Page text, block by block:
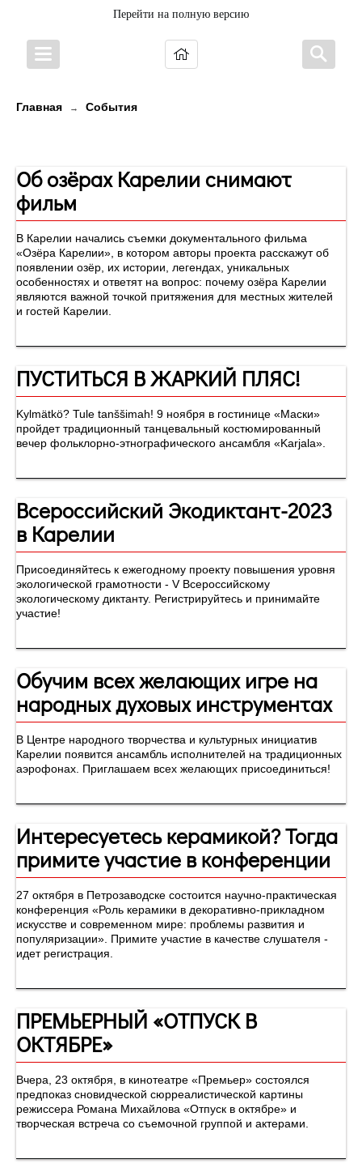
Перейти на полную версию
Главная → События
Об озёрах Карелии снимают
фильм
В Карелии начались съемки документального фильма
«Озёра Карелии», в котором авторы проекта расскажут об
появлении озёр, их истории, легендах, уникальных
особенностях и ответят на вопрос: почему озёра Карелии
являются важной точкой притяжения для местных жителей
и гостей Карелии.
ПУСТИТЬСЯ В ЖАРКИЙ ПЛЯС!
Kylmätkö? Tule tanššimah! 9 ноября в гостинице «Маски»
пройдет традиционный танцевальный костюмированный
вечер фольклорно-этнографического ансамбля «Karjala».
Всероссийский Экодиктант-2023
в Карелии
Присоединяйтесь к ежегодному проекту повышения уровня
экологической грамотности - V Всероссийскому
экологическому диктанту. Регистрируйтесь и принимайте
участие!
Обучим всех желающих игре на
народных духовых инструментах
В Центре народного творчества и культурных инициатив
Карелии появится ансамбль исполнителей на традиционных
аэрофонах. Приглашаем всех желающих присоединиться!
Интересуетесь керамикой? Тогда
примите участие в конференции
27 октября в Петрозаводске состоится научно-практическая
конференция «Роль керамики в декоративно-прикладном
искусстве и современном мире: проблемы развития и
популяризации». Примите участие в качестве слушателя -
идет регистрация.
ПРЕМЬЕРНЫЙ «ОТПУСК В
ОКТЯБРЕ»
Вчера, 23 октября, в кинотеатре «Премьер» состоялся
предпоказ сновидческой сюрреалистической картины
режиссера Романа Михайлова «Отпуск в октябре» и
творческая встреча со съемочной группой и актерами.